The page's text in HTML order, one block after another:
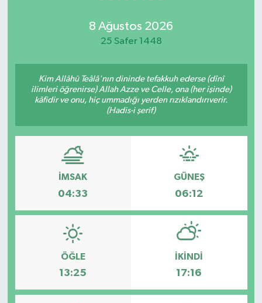
8 Ağustos 2026
25 Safer 1448
Kim Allâhü Teâlâ'nın dininde tefakkuh ederse (dînî
ilimleri öğrenirse) Allah Azze ve Celle, ona (her işinde)
kâfidir ve onu, hiç ummadığı yerden rızıklandırıverir.
(Hadis-i şerif)
İMSAK
04:33
GÜNEŞ
06:12
ÖĞLE
13:25
İKINDI
17:16
Yaşam